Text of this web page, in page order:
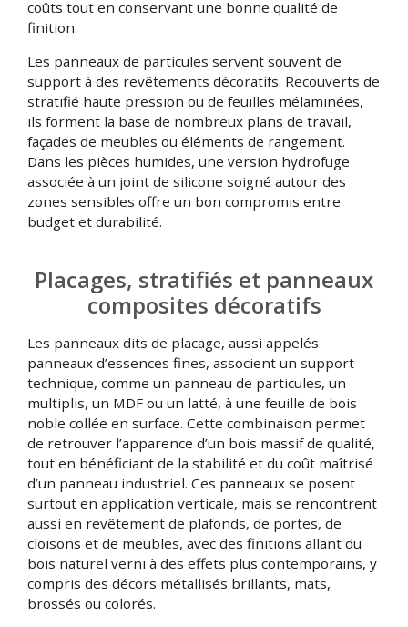
coûts tout en conservant une bonne qualité de
finition.
Les panneaux de particules servent souvent de
support à des revêtements décoratifs. Recouverts de
stratifié haute pression ou de feuilles mélaminées,
ils forment la base de nombreux plans de travail,
façades de meubles ou éléments de rangement.
Dans les pièces humides, une version hydrofuge
associée à un joint de silicone soigné autour des
zones sensibles offre un bon compromis entre
budget et durabilité.
Placages, stratifiés et panneaux
composites décoratifs
Les panneaux dits de placage, aussi appelés
panneaux d’essences fines, associent un support
technique, comme un panneau de particules, un
multiplis, un MDF ou un latté, à une feuille de bois
noble collée en surface. Cette combinaison permet
de retrouver l’apparence d’un bois massif de qualité,
tout en bénéficiant de la stabilité et du coût maîtrisé
d’un panneau industriel. Ces panneaux se posent
surtout en application verticale, mais se rencontrent
aussi en revêtement de plafonds, de portes, de
cloisons et de meubles, avec des finitions allant du
bois naturel verni à des effets plus contemporains, y
compris des décors métallisés brillants, mats,
brossés ou colorés.